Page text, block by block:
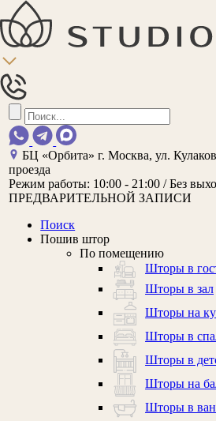
БЦ «Орбита»г. Москва, ул.
проезда
Режим работы: 10:00 - 21:00 / Без
ПРЕДВАРИТЕЛЬНОЙ ЗАПИСИ
Поиск
Пошив штор
По помещению
Шторы в
Шторы в зал
Шторы на
Шторы в
Шторы в
Шторы на
Шторы в